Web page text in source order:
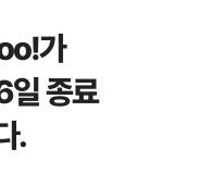
가
종료
.